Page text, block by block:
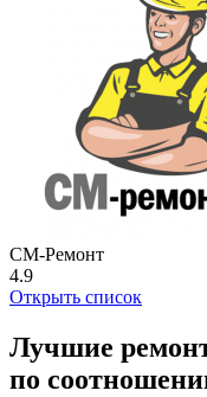
СМ-Ремонт
4.9
Открыть список
Лучшие
по